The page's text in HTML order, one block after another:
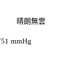
晴朗無雲
mmHg